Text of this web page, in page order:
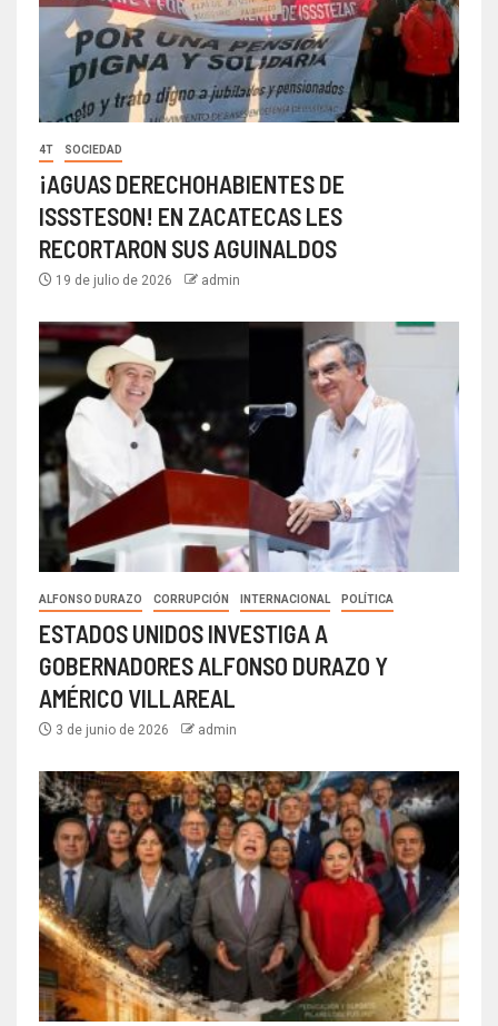
4T SOCIEDAD
¡AGUAS DERECHOHABIENTES DE
ISSSTESON! EN ZACATECAS LES
RECORTARON SUS AGUINALDOS
19 de julio de 2026 admin
ALFONSO DURAZO CORRUPCIÓN INTERNACIONAL POLÍTICA
ESTADOS UNIDOS INVESTIGA A
GOBERNADORES ALFONSO DURAZO Y
AMÉRICO VILLAREAL
3 de junio de 2026 admin